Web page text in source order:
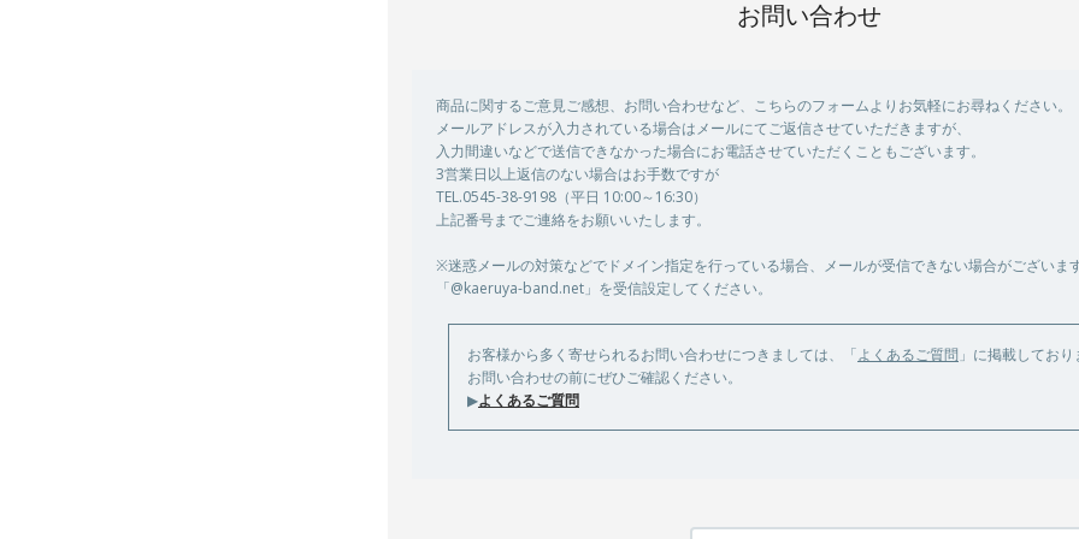
お問い合わせ
商品に関するご意見ご感想、お問い合わせなど、こちらのフォームよりお気軽にお尋ねください。
メールアドレスが入力されている場合はメールにてご返信させていただきますが、
入力間違いなどで送信できなかった場合にお電話させていただくこともございます。
3営業日以上返信のない場合はお手数ですが
TEL.0545-38-9198（平日 10:00～16:30）
上記番号までご連絡をお願いいたします。
※迷惑メールの対策などでドメイン指定を行っている場合、メールが受信できない場合がございます
「@kaeruya-band.net」を受信設定してください。
お客様から多く寄せられるお問い合わせにつきましては、「よくあるご質問 」に掲載しており
お問い合わせの前にぜひご確認ください。
▶よくあるご質問